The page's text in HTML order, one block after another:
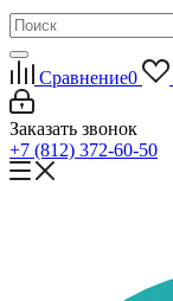
Сравнение0
Заказать звонок
+7 (812) 372-60-50